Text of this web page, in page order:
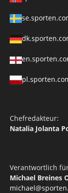
Chefredakteur:
Natalia Jolanta
Verantwortlich
Michael Breines